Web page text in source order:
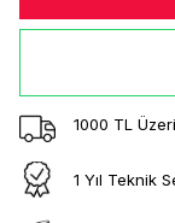
1000 TL
1 Yıl Teknik